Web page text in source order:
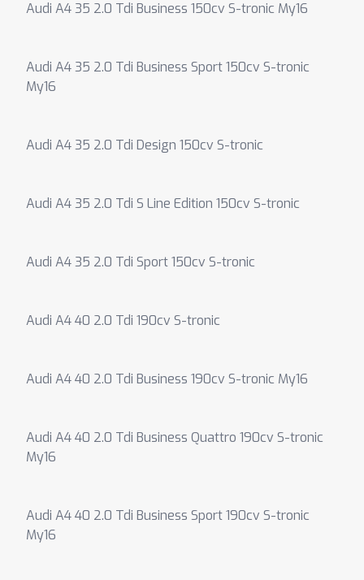
Audi A4 35 2.0 Tdi Business 150cv S-tronic My16
Audi A4 35 2.0 Tdi Business Sport 150cv S-tronic
My16
Audi A4 35 2.0 Tdi Design 150cv S-tronic
Audi A4 35 2.0 Tdi S Line Edition 150cv S-tronic
Audi A4 35 2.0 Tdi Sport 150cv S-tronic
Audi A4 40 2.0 Tdi 190cv S-tronic
Audi A4 40 2.0 Tdi Business 190cv S-tronic My16
Audi A4 40 2.0 Tdi Business Quattro 190cv S-tronic
My16
Audi A4 40 2.0 Tdi Business Sport 190cv S-tronic
My16